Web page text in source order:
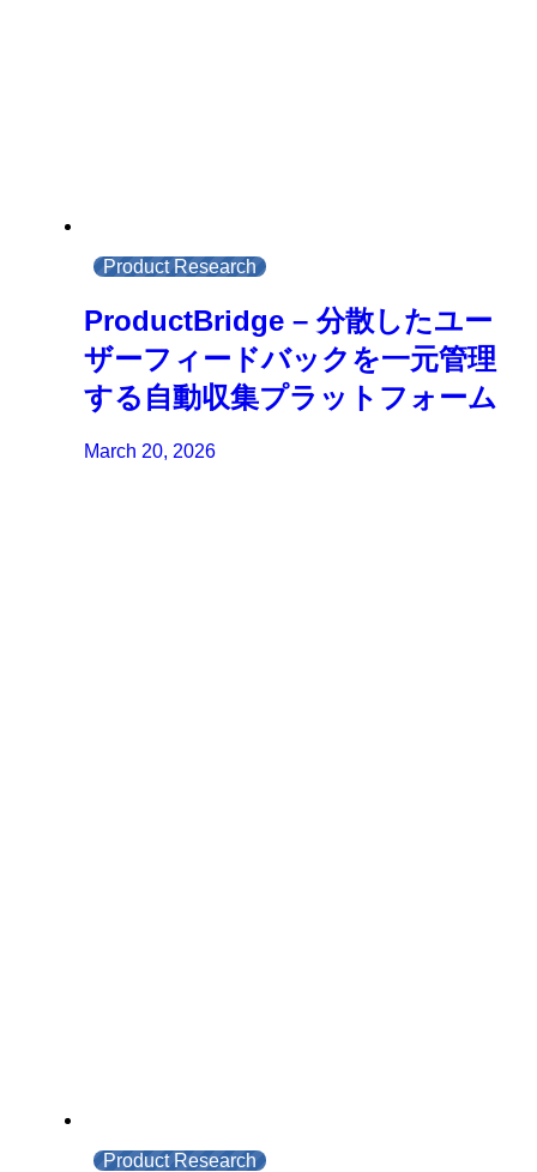
Product Research
ProductBridge – 分散したユー
ザーフィードバックを一元管理
する自動収集プラットフォーム
March 20, 2026
Product Research